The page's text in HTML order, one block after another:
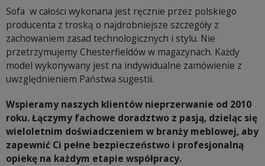
Sofa w całości wykonana jest ręcznie przez polskiego
producenta z troską o najdrobniejsze szczegóły z
zachowaniem zasad technologicznych i stylu. Nie
przetrzymujemy Chesterfieldów w magazynach. Każdy
model wykonywany jest na indywidualne zamówienie z
uwzględnieniem Państwa sugestii.
Wspieramy naszych klientów nieprzerwanie od 2010
roku. Łączymy fachowe doradztwo z pasją, dzieląc się
wieloletnim doświadczeniem w branży meblowej, aby
zapewnić Ci pełne bezpieczeństwo i profesjonalną
opiekę na każdym etapie współpracy.